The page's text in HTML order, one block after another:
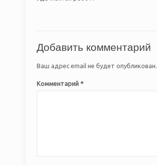
Добавить комментарий
Ваш адрес email не будет опубликован.
Комментарий *